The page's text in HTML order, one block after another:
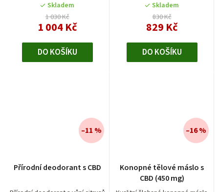
Skladem
1 030 Kč
1 004 Kč
DO KOŠÍKU
Skladem
830 Kč
829 Kč
DO KOŠÍKU
Přírodní deodorant s CBD
–11 %
Konopné tělové máslo s
CBD (450 mg)
–16 %